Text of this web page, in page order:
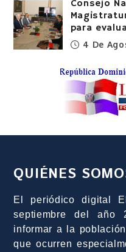
Consejo
para
4 De
QUIÉNES
El periódico digital
septiembre del año
informar a la
que ocurren